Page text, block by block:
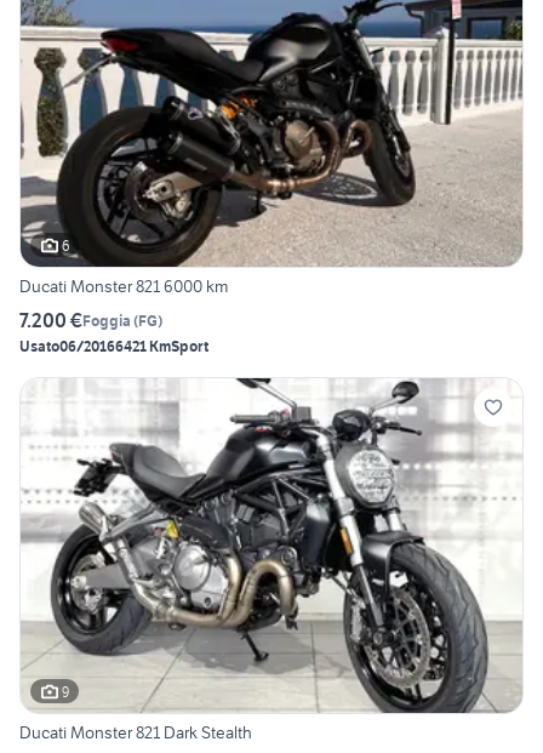
6
Ducati Monster 821 6000 km
7.200 €Foggia (FG)
Usato06/20166421 KmSport
9
Ducati Monster 821 Dark Stealth